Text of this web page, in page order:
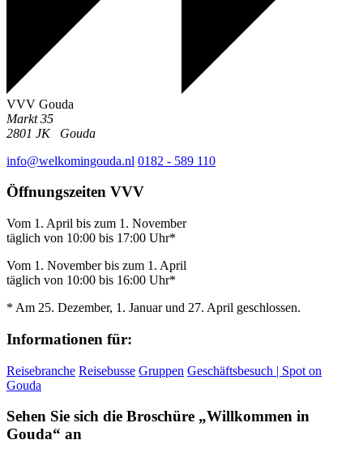
VVV Gouda
Markt 35
2801 JK
Gouda
info@welkomingouda.nl 0182 - 589 110
Öffnungszeiten VVV
Vom 1. April bis zum 1. November
täglich von 10:00 bis 17:00 Uhr*
Vom 1. November bis zum 1. April
täglich von 10:00 bis 16:00 Uhr*
* Am 25. Dezember, 1. Januar und 27. April geschlossen.
Informationen für:
Reisebranche Reisebusse Gruppen Geschäftsbesuch | Spot on
Gouda
Sehen Sie sich die Broschüre „Willkommen in
Gouda“ an